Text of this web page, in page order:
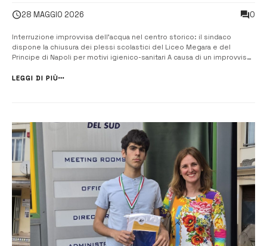
Napoli”
28 MAGGIO 2026 0
Interruzione improvvisa dell’acqua nel centro storico: il sindaco
dispone la chiusura dei plessi scolastici del Liceo Megara e del
Principe di Napoli per motivi igienico-sanitari A causa di un improvviso
Isola, il sindaco Giuseppe Di Mare ha disposto nella giornata odierna...
LEGGI DI PIÙ